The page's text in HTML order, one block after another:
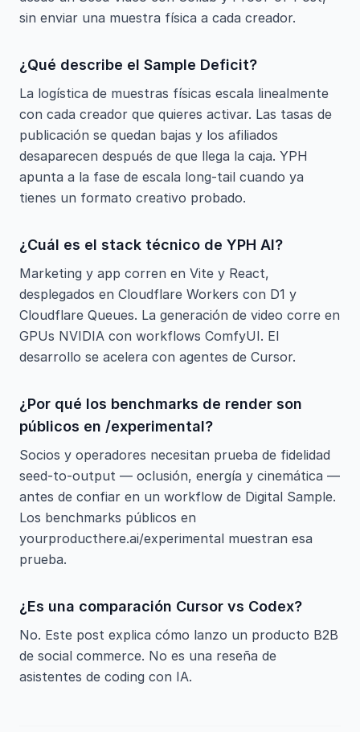
sin enviar una muestra física a cada creador.
¿Qué describe el Sample Deficit?
La logística de muestras físicas escala linealmente
con cada creador que quieres activar. Las tasas de
publicación se quedan bajas y los afiliados
desaparecen después de que llega la caja. YPH
apunta a la fase de escala long-tail cuando ya
tienes un formato creativo probado.
¿Cuál es el stack técnico de YPH AI?
Marketing y app corren en Vite y React,
desplegados en Cloudflare Workers con D1 y
Cloudflare Queues. La generación de video corre en
GPUs NVIDIA con workflows ComfyUI. El
desarrollo se acelera con agentes de Cursor.
¿Por qué los benchmarks de render son
públicos en /experimental?
Socios y operadores necesitan prueba de fidelidad
seed-to-output — oclusión, energía y cinemática —
antes de confiar en un workflow de Digital Sample.
Los benchmarks públicos en
yourproducthere.ai/experimental muestran esa
prueba.
¿Es una comparación Cursor vs Codex?
No. Este post explica cómo lanzo un producto B2B
de social commerce. No es una reseña de
asistentes de coding con IA.